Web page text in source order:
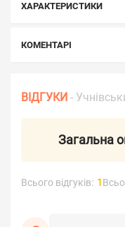
ХАРАКТЕРИСТИКИ
КОМЕНТАРІ
ВІДГУКИ -
Загальна
Всього відгуків: 1